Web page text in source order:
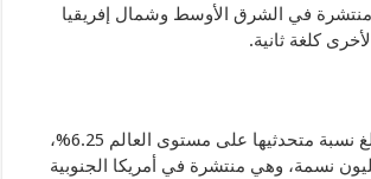
منتشرة في الشرق الأوسط وشمال إفريقيا
كلغة ثانية.
الـلغة الإسبانية وتبلغ نسبة متحدثيها على مستوى العالم 6.25%،
ما يعادل 400 مليون نسمة، وهي منتشرة في أمريكا الجنوبية